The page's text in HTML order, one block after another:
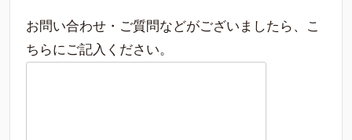
お問い合わせ・ご質問などがございましたら、こ
ちらにご記入ください。